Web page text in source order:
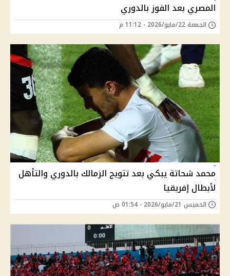
المصري بعد الفوز بالدوري
الجمعة 22/مايو/2026 - 11:12 م
محمد شحاتة يبكي بعد تتويج الزمالك بالدوري والتأهل
لأبطال إفريقيا
الخميس 21/مايو/2026 - 01:54 ص